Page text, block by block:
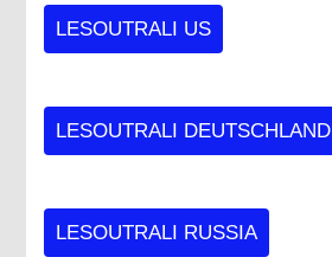
LESOUTRALI US
LESOUTRALI DEUTSCHLAND
LESOUTRALI RUSSIA